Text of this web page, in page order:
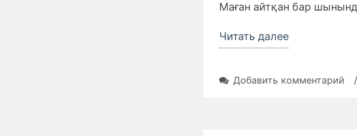
Маған айтқан бар
Читать далее«Текст
Добавить комментарий /